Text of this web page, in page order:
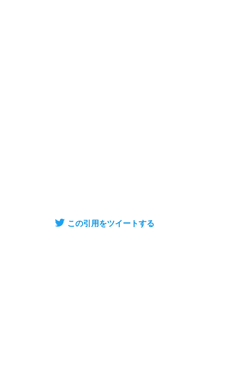
この引用をツイートする